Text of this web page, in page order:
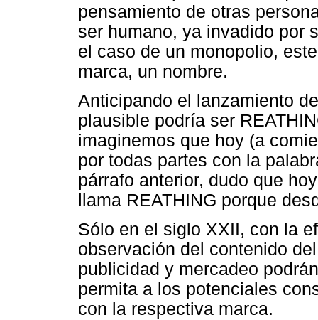
pensamiento de otras
ser humano, ya invadido por
el caso de un monopolio,
marca, un nombre.
Anticipando el lanzamiento
plausible podría ser
imaginemos que hoy (a
por todas partes con la
párrafo anterior, dudo que
llama REATHING porque
Sólo en el siglo XXII, con la
observación del contenido
publicidad y mercadeo
permita a los potenciales
con la respectiva marca.